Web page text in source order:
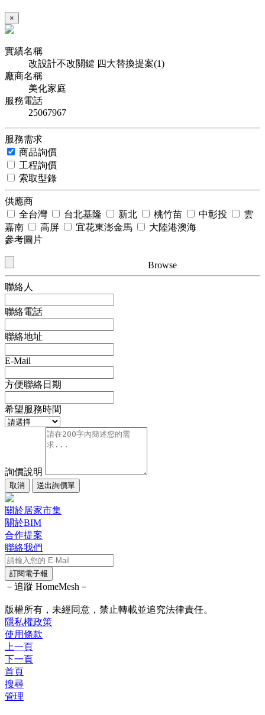
×
實績名稱
改設計不改關鍵 四大替換提案(1)
廠商名稱
美化家庭
服務電話
25067967
服務需求
商品詢價
工程詢價
索取型錄
供應商
全台灣
台北基隆 新北 桃竹苗 中彰投
雲
嘉南
高屏 宜花東澎金馬
大陸港澳海
參考圖片
Browse
聯絡人
聯絡電話
聯絡地址
E-Mail
方便聯絡日期
希望服務時間
詢價說明
取消 送出詢價單
關於居家市集
關於BIM
合作提案
聯絡我們
訂閱電子報
－追蹤 HomeMesh－
版權所有，未經同意，禁止轉載並追究法律責任。
隱私權政策
使用條款
上一頁
下一頁
首頁
搜尋
管理